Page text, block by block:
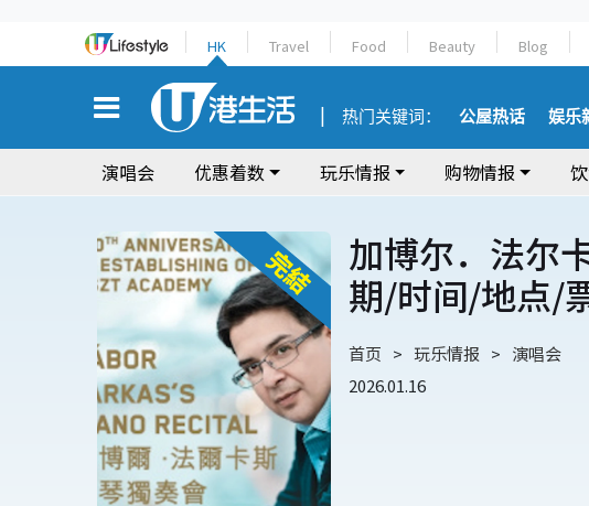
HK Travel Food Beauty Blog
热门关键词： 公屋热话 娱乐
演唱会 优惠着数 玩乐情报 购物情报
加博尔．法尔
期/时间/地点/
首页 玩乐情报
演唱会
2026.01.16